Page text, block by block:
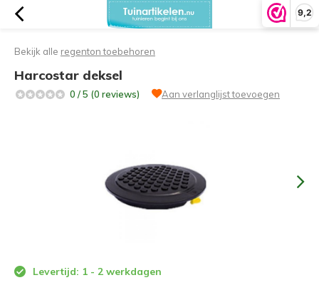
9,2
Bekijk alle regenton toebehoren
Harcostar deksel
0 / 5 (0 reviews) Aan verlanglijst toevoegen
Levertijd: 1 - 2 werkdagen